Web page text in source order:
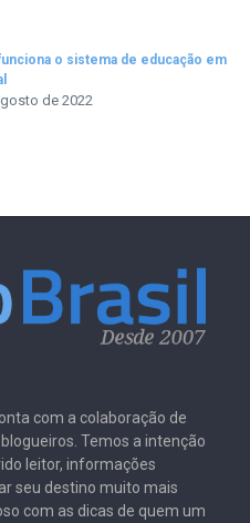
o sistema de educação em
de 2022
com a colaboração de
Temos a intenção
leitor, informações
seu destino muito mais
com as dicas de quem um